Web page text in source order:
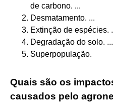
de carbono. ...
Desmatamento. ...
Extinção de espécies.
Degradação do solo. ...
Superpopulação.
Quais são os
causados pelo